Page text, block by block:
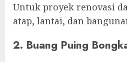
Untuk proyek renovasi
atap, lantai, dan
2. Buang Puing